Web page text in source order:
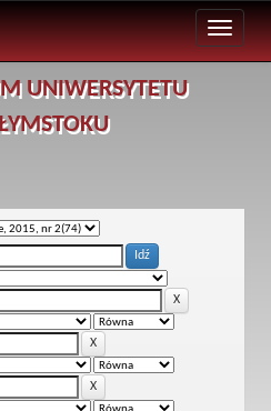
UNIWERSYTETU